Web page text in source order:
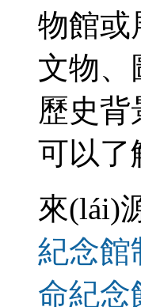
物館或
文物
歷史背
可以
來(lái)
紀念館
命紀念